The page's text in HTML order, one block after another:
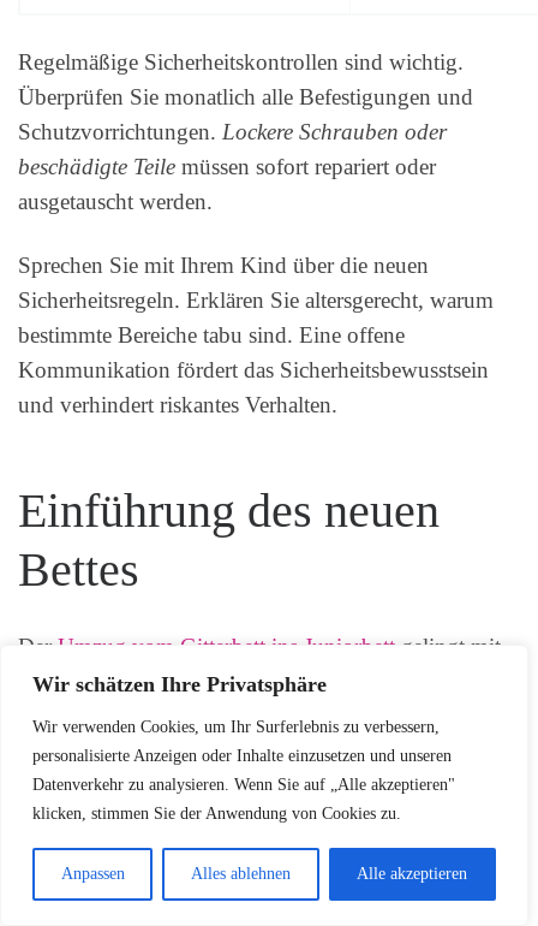
Wir schätzen Ihre Privatsphäre
Wir verwenden Cookies, um Ihr Surferlebnis zu verbessern,
personalisierte Anzeigen oder Inhalte einzusetzen und unseren
Datenverkehr zu analysieren. Wenn Sie auf „Alle akzeptieren"
klicken, stimmen Sie der Anwendung von Cookies zu.
Anpassen Alles ablehnen Alle akzeptieren
Regelmäßige Sicherheitskontrollen sind wichtig.
Überprüfen Sie monatlich alle Befestigungen und
Schutzvorrichtungen. Lockere Schrauben oder
beschädigte Teile müssen sofort repariert oder
ausgetauscht werden.
Sprechen Sie mit Ihrem Kind über die neuen
Sicherheitsregeln. Erklären Sie altersgerecht, warum
bestimmte Bereiche tabu sind. Eine offene
Kommunikation fördert das Sicherheitsbewusstsein
und verhindert riskantes Verhalten.
Einführung des neuen
Bettes
DerUmzug vom Gitterbett ins Juniorbett gelingt mit
Liebe und Struktur. Eine gute Einführung macht den
Wechsel zu einem besonderen Moment.
Vorbereitung und Begleitunghelfen Ihrem Kind,
sich schnell anzupassen.
Erfolgreiche Übergänge brauchen Zeit und Geduld.
Mit den richtigen Strategien wird der Wechsel für Ihr